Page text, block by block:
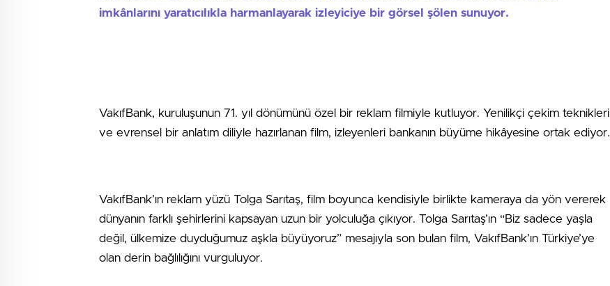
imkânlarını yaratıcılıkla harmanlayarak izleyiciye bir görsel şölen sunuyor.
VakıfBank, kuruluşunun 71. yıl dönümünü özel bir reklam filmiyle kutluyor. Yenilikçi çekim teknikleri
ve evrensel bir anlatım diliyle hazırlanan film, izleyenleri bankanın büyüme hikâyesine ortak ediyor.
VakıfBank’ın reklam yüzü Tolga Sarıtaş, film boyunca kendisiyle birlikte kameraya da yön vererek
dünyanın farklı şehirlerini kapsayan uzun bir yolculuğa çıkıyor. Tolga Sarıtaş’ın “Biz sadece yaşla
değil, ülkemize duyduğumuz aşkla büyüyoruz” mesajıyla son bulan film, VakıfBank’ın Türkiye’ye
olan derin bağlılığını vurguluyor.